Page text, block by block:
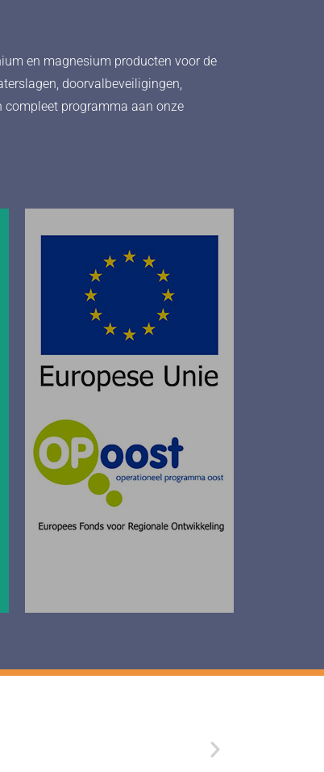
en magnesium producten voor de
doorvalbeveiligingen,
compleet programma aan onze
04
Aluminium worden mede
mogelijk gemaakt door het
EFRO (Europees Fonds voor
Regionale Ontwikkeling)